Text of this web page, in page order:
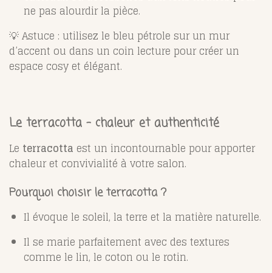
ne pas alourdir la pièce.
💡 Astuce : utilisez le bleu pétrole sur un mur
d’accent ou dans un coin lecture pour créer un
espace cosy et élégant.
Le terracotta – chaleur et authenticité
Le terracotta est un incontournable pour apporter
chaleur et convivialité à votre salon.
Pourquoi choisir le terracotta ?
Il évoque le soleil, la terre et la matière naturelle.
Il se marie parfaitement avec des textures
comme le lin, le coton ou le rotin.